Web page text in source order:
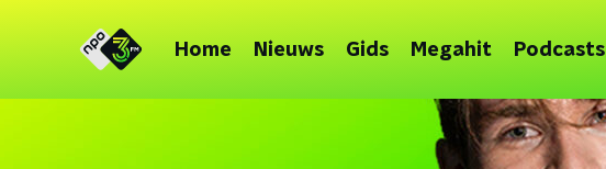
Home Nieuws Gids Megahit Podcasts